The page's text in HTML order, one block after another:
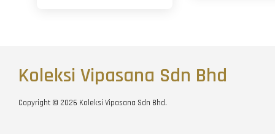
Koleksi Vipasana Sdn Bhd
Copyright © 2026 Koleksi Vipasana Sdn Bhd.